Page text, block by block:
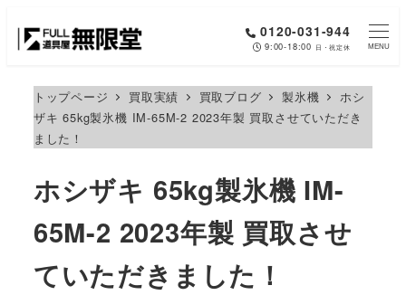
0120-031-944
9:00-18:00 日・祝定休 MENU
トップページ 買取実績 買取ブログ 製氷機
ホシ
ザキ 65kg製氷機 IM-65M-2 2023年製 買取させていただき
ました！
ホシザキ 65kg製氷機 IM-
65M-2 2023年製 買取させ
ていただきました！